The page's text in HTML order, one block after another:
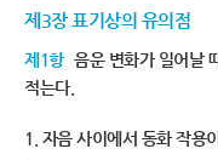
제3장 표기상의 유의점
제1항 음운 변화가 일어날
적는다.
1. 자음 사이에서 동화 작용